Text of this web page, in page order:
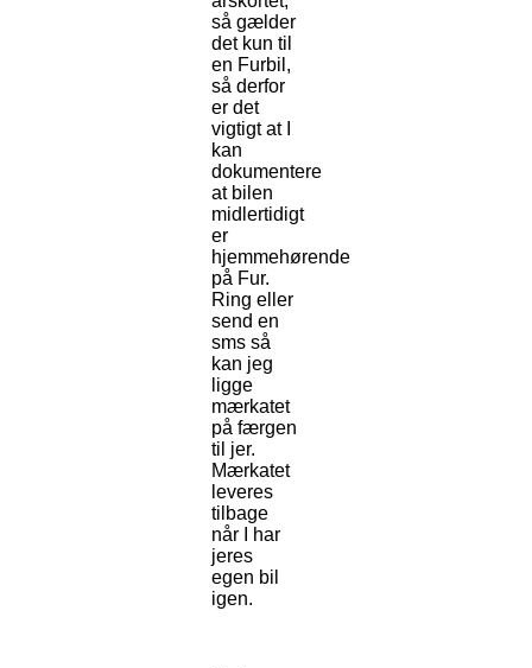
så gælder
det kun til
en Furbil,
så derfor
er det
vigtigt at I
kan
dokumentere
at bilen
midlertidigt
er
hjemmehørende
på Fur.
Ring eller
send en
sms så
kan jeg
ligge
mærkatet
på færgen
til jer.
Mærkatet
leveres
tilbage
når I har
jeres
egen bil
igen.